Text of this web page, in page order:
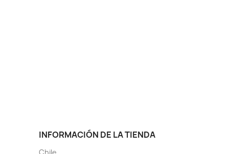
INFORMACIÓN DE LA TIENDA